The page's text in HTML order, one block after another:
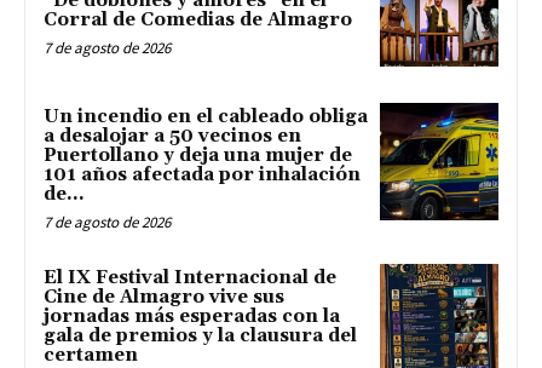
Corral de Comedias de Almagro
7 de agosto de 2026
Un incendio en el cableado obliga
a desalojar a 50 vecinos en
Puertollano y deja una mujer de
101 años afectada por inhalación
de...
7 de agosto de 2026
El IX Festival Internacional de
Cine de Almagro vive sus
jornadas más esperadas con la
gala de premios y la clausura del
certamen